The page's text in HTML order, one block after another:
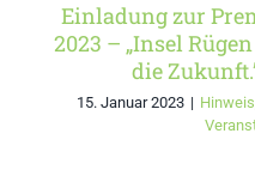
Einladung zur
2023 – „Insel
die
15. Januar 2023 | Hinweis